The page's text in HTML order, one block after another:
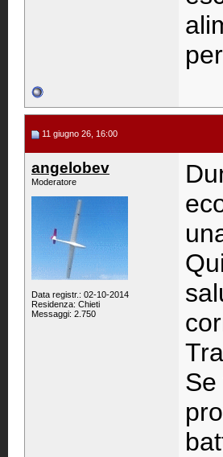
11 giugno 26, 16:00
angelobev
Moderatore
Data registr.: 02-10-2014
Residenza: Chieti
Messaggi: 2.750